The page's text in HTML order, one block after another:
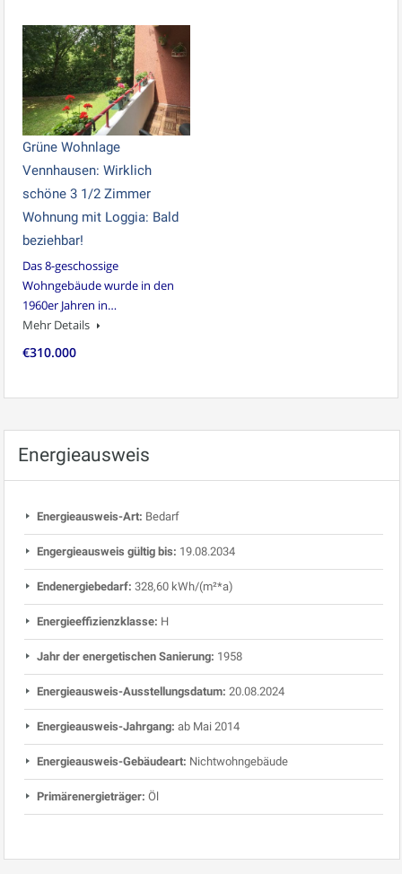
Grüne Wohnlage
Vennhausen: Wirklich
schöne 3 1/2 Zimmer
Wohnung mit Loggia: Bald
beziehbar!
Das 8-geschossige
Wohngebäude wurde in den
1960er Jahren in…
Mehr Details
€310.000
Energieausweis
Energieausweis-Art: Bedarf
Engergieausweis gültig bis: 19.08.2034
Endenergiebedarf: 328,60 kWh/(m²*a)
Energieeffizienzklasse: H
Jahr der energetischen Sanierung: 1958
Energieausweis-Ausstellungsdatum: 20.08.2024
Energieausweis-Jahrgang: ab Mai 2014
Energieausweis-Gebäudeart: Nichtwohngebäude
Primärenergieträger: Öl